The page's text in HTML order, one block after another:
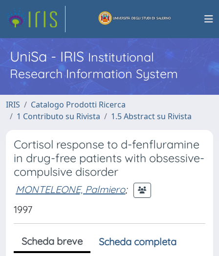
UniSa - IRISInstitutional
Research Information System
IRIS
Catalogo Prodotti Ricerca
1 Contributo su Rivista
1.5 Abstract su Rivista
Cortisol response to d-fenfluramine
in drug-free patients with obsessive-
compulsive disorder
MONTELEONE, Palmiero;
1997
Scheda breve
Scheda completa